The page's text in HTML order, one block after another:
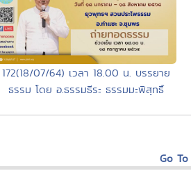
172(18/07/64) เวลา 18.00 น. บรรยาย
ธรรม โดย อ.ธรรมธีระ ธรรมมะพิสุทธิ์
Go